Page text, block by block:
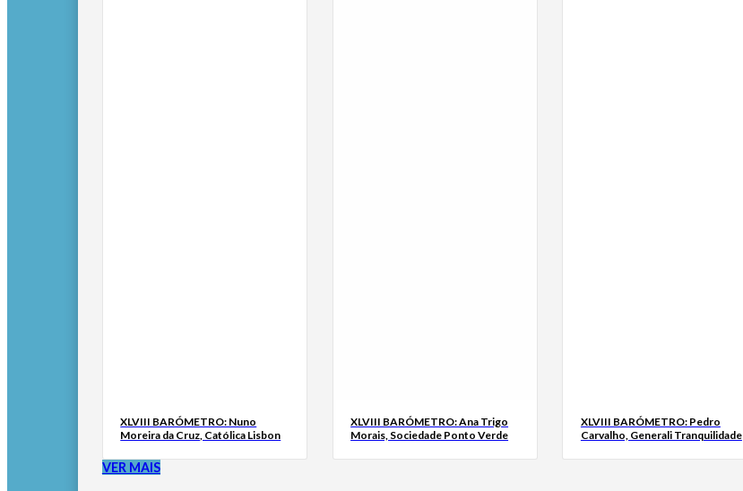
XLVIII BARÓMETRO: Nuno
Moreira da Cruz, Católica Lisbon
XLVIII BARÓMETRO: Ana Trigo
Morais, Sociedade Ponto Verde
XLVIII BARÓMETRO: Pedro
Carvalho, Generali Tranquilidade
VER MAIS